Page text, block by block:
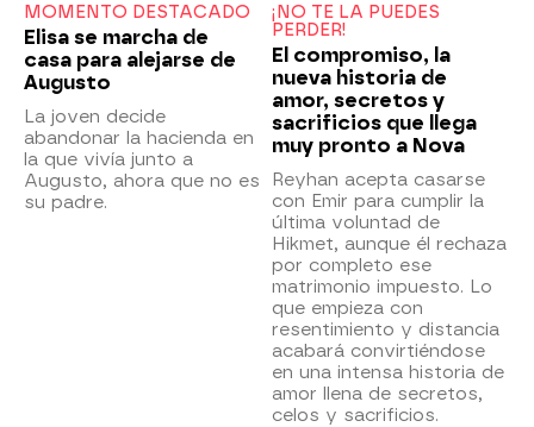
MOMENTO DESTACADO
Elisa se marcha de
casa para alejarse de
Augusto
La joven decide
abandonar la hacienda en
la que vivía junto a
Augusto, ahora que no es
su padre.
¡NO TE LA PUEDES
PERDER!
El compromiso, la
nueva historia de
amor, secretos y
sacrificios que llega
muy pronto a Nova
Reyhan acepta casarse
con Emir para cumplir la
última voluntad de
Hikmet, aunque él rechaza
por completo ese
matrimonio impuesto. Lo
que empieza con
resentimiento y distancia
acabará convirtiéndose
en una intensa historia de
amor llena de secretos,
celos y sacrificios.